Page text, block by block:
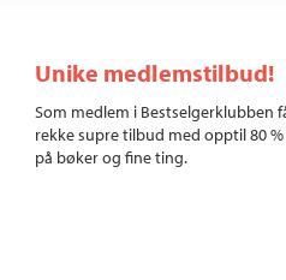
Unike medlemstilbud!
Som medlem i Bestselgerklubben
rekke supre tilbud med opptil 80
på bøker og fine ting.